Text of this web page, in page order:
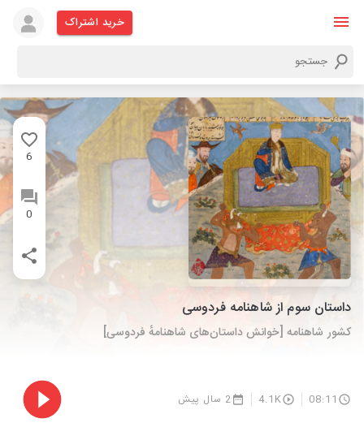
خرید اشتراک
6
0
داستان سوم از شاهنامه فردوسی
کشور شاهنامه [خوانش داستان‌های شاهنامهٔ فردوسی]
08:11
4.1K 2 سال پیش